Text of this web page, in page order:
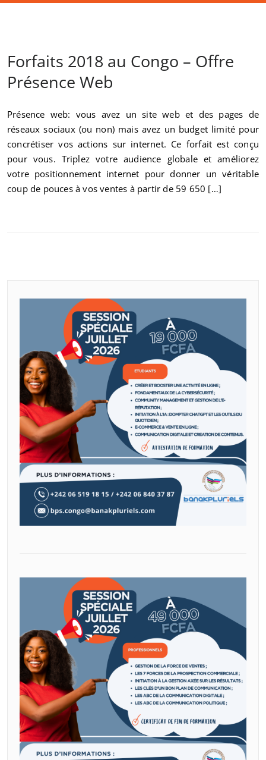
Forfaits 2018 au Congo – Offre
Présence Web
Présence web: vous avez un site web et des pages de
réseaux sociaux (ou non) mais avez un budget limité pour
concrétiser vos actions sur internet. Ce forfait est conçu
pour vous. Triplez votre audience globale et améliorez
votre positionnement internet pour donner un véritable
coup de pouces à vos ventes à partir de 59 650 […]